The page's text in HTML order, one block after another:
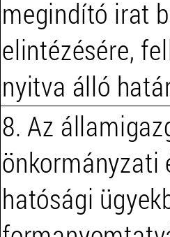
megindító irat
elintézésére,
nyitva álló
8. Az
önkormányzati
hatósági